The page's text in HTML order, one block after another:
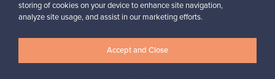
storing of cookies on your device to enhance site navigation,
analyze site usage, and assist in our marketing efforts.
Accept and Close